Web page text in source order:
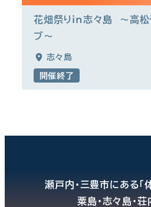
花畑祭りin志々島 ～高松
ブ～
志々島
開催終了
瀬戸内・三豊市にある「
粟島・志々島・